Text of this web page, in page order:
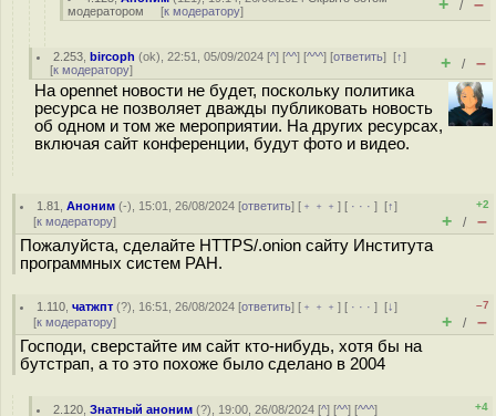
модератором [к модератору] + / –
2.253 ,bircoph (ok), 22:51, 05/09/2024 [^] [^^] [^^^] [ответить][↑]
[к модератору] + / –
На opennet новости не будет, поскольку политика
ресурса не позволяет дважды публиковать новость
об одном и том же мероприятии. На других ресурсах,
включая сайт конференции, будут фото и видео.
1.81 ,Аноним (-), 15:01, 26/08/2024 [ответить] [ ﹢﹢﹢] [ · · ·][↑]
[к модератору]
+2
+ / –
Пожалуйста, сделайте HTTPS/.onion сайту Института
программных систем РАН.
1.110 ,чатжпт (?), 16:51, 26/08/2024 [ответить] [ ﹢﹢﹢] [ · · ·][↓]
[к модератору]
–7
+ / –
Господи, сверстайте им сайт кто-нибудь, хотя бы на
бутстрап, а то это похоже было сделано в 2004
2.120 ,Знатный аноним (?), 19:00, 26/08/2024 [^] [^^] [^^^] +4